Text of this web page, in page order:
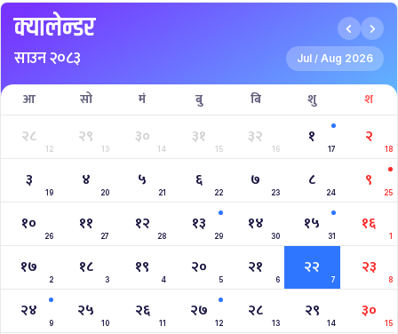
क्यालेन्डर
साउन २०८३ Jul / Aug 2026
आ सो मं बु बि शु श
२८
12
२९
13
३०
14
३१
15
३२
16
१
17
२
18
३
19
४
20
५
21
६
22
७
23
८
24
९
25
१०
26
११
27
१२
28
१३
29
१४
30
१५
31
१६
1
१७
2
१८
3
१९
4
२०
5
२१
6
२२
7
२३
8
२४
9
२५
10
२६
11
२७
12
२८
13
२९
14
३०
15